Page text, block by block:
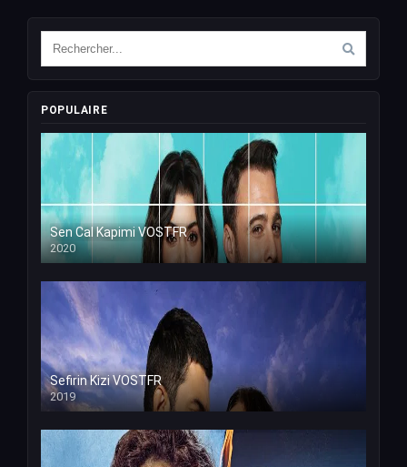
POPULAIRE
Sen Cal Kapimi VOSTFR
2020
Sefirin Kizi VOSTFR
2019